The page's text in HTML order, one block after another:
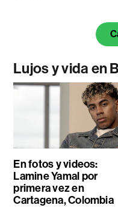
Lujos y vida en
En fotos y videos:
Lamine Yamal por
primera vez en
Cartagena, Colombia